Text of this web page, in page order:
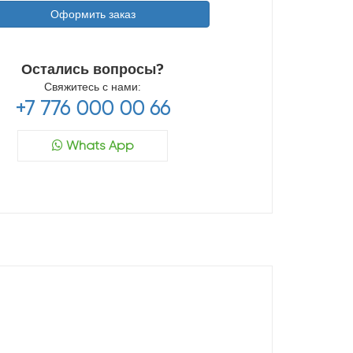
Оформить заказ
Остались вопросы?
Свяжитесь с нами:
+7 776 000 00 66
Whats App